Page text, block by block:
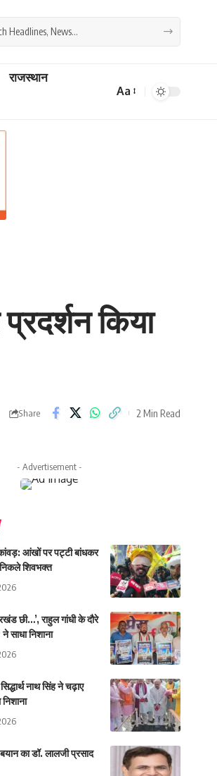
राजस्थान
Font
Aa
किया
Share 2 Min Read
- Advertisement -
आंखों पर पट्टी बांधकर
निकले शिवभक्त
छी…’, राहुल गांधी के दौरे
साधा निशाना
नाथ सिंह ने चढ़ाए
का डॉ. लालजी प्रसाद